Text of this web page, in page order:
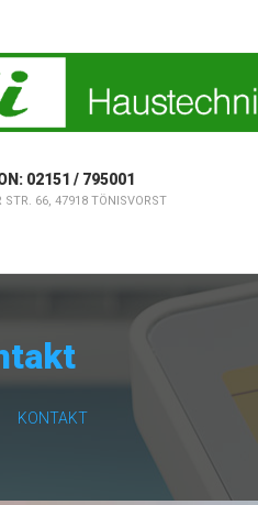
02151 / 795001
STR. 66, 47918 TÖNISVORST
KONTAKT